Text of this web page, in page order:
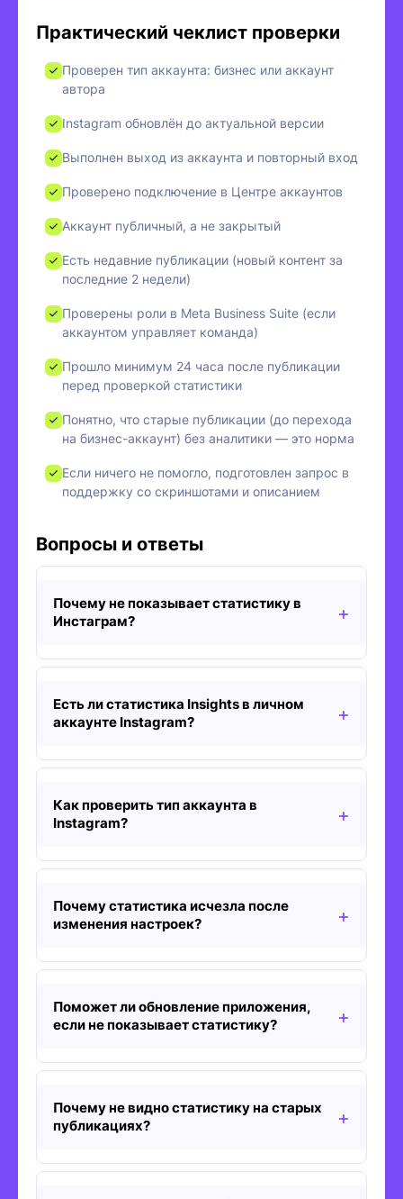
Практический чеклист проверки
Проверен тип аккаунта: бизнес или аккаунт
автора
Instagram обновлён до актуальной версии
Выполнен выход из аккаунта и повторный вход
Проверено подключение в Центре аккаунтов
Аккаунт публичный, а не закрытый
Есть недавние публикации (новый контент за
последние 2 недели)
Проверены роли в Meta Business Suite (если
аккаунтом управляет команда)
Прошло минимум 24 часа после публикации
перед проверкой статистики
Понятно, что старые публикации (до перехода
на бизнес-аккаунт) без аналитики — это норма
Если ничего не помогло, подготовлен запрос в
поддержку со скриншотами и описанием
Вопросы и ответы
Почему не показывает статистику в
Инстаграм?
Есть ли статистика Insights в личном
аккаунте Instagram?
Как проверить тип аккаунта в
Instagram?
Почему статистика исчезла после
изменения настроек?
Поможет ли обновление приложения,
если не показывает статистику?
Почему не видно статистику на старых
публикациях?